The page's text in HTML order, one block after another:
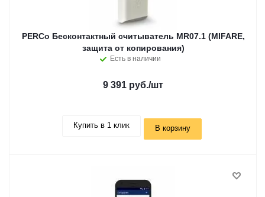
PERCo Бесконтактный считыватель MR07.1 (MIFARE,
защита от копирования)
Есть в наличии
9 391 руб./шт
Купить в 1 клик В корзину